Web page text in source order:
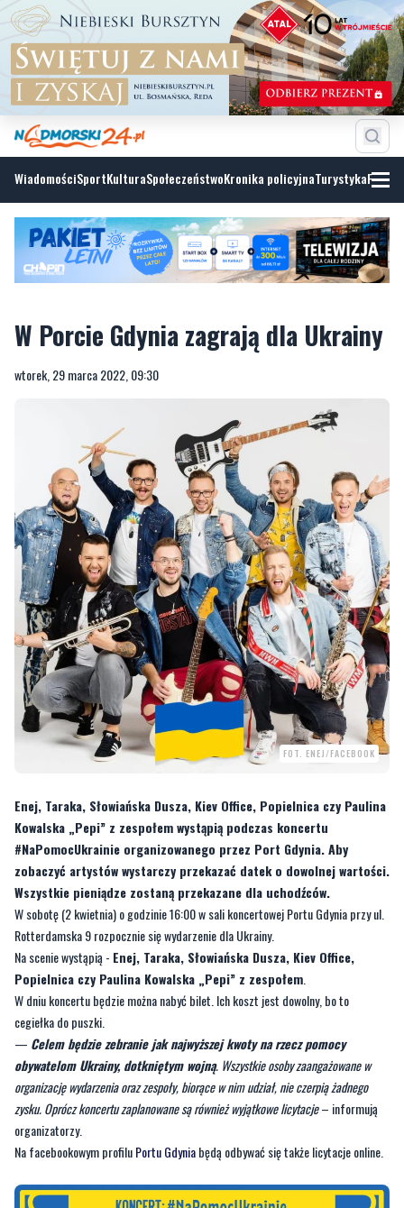
WiadomościSportKulturaSpołeczeństwoKronika policyjnaTurystyka
W Porcie Gdynia zagrają dla Ukrainy
wtorek, 29 marca 2022, 09:30
FOT. ENEJ/FACEBOOK
Enej, Taraka, Słowiańska Dusza, Kiev Office, Popielnica czy Paulina
Kowalska „Pepi” z zespołem wystąpią podczas koncertu
#NaPomocUkrainie organizowanego przez Port Gdynia. Aby
zobaczyć artystów wystarczy przekazać datek o dowolnej wartości.
Wszystkie pieniądze zostaną przekazane dla uchodźców.
W sobotę (2 kwietnia) o godzinie 16:00 w sali koncertowej Portu Gdynia przy ul.
Rotterdamska 9 rozpocznie się wydarzenie dla Ukrainy.
Na scenie wystąpią - Enej, Taraka, Słowiańska Dusza, Kiev Office,
Popielnica czy Paulina Kowalska „Pepi” z zespołem
W dniu koncertu będzie można nabyć bilet. Ich koszt jest dowolny, bo to
cegiełka do puszki.
— Celem będzie zebranie jak najwyższej kwoty na rzecz pomocy
obywatelom Ukrainy, dotkniętym wojną. Wszystkie osoby zaangażowane w
organizację wydarzenia oraz zespoły, biorące w nim udział, nie czerpią żadnego
zysku. Oprócz koncertu zaplanowane są również wyjątkowe licytacje– informują
organizatorzy.
Na facebookowym profiluPortu Gdyniabędą odbywać się także licytacje online.